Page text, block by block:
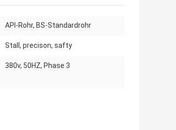
API-Rohr, BS-Standardrohr
Stall, precison, safty
380v, 50HZ, Phase 3